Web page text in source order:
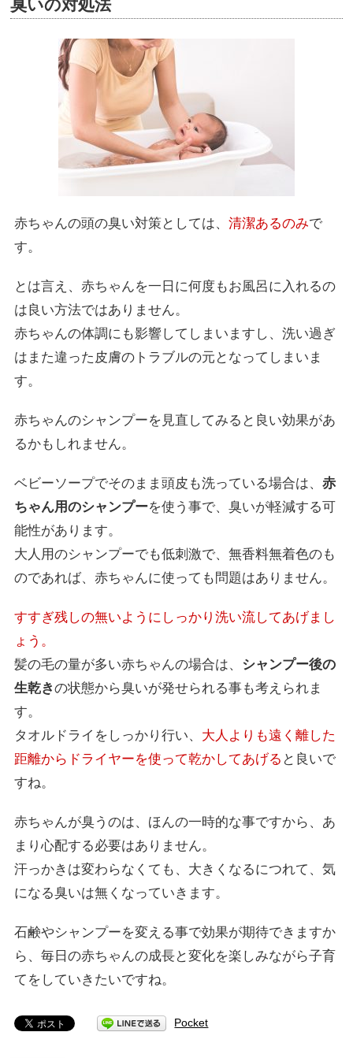
臭いの対処法
赤ちゃんの頭の臭い対策としては、清潔あるのみで
す。
とは言え、赤ちゃんを一日に何度もお風呂に入れるの
は良い方法ではありません。
赤ちゃんの体調にも影響してしまいますし、洗い過ぎ
はまた違った皮膚のトラブルの元となってしまいま
す。
赤ちゃんのシャンプーを見直してみると良い効果があ
るかもしれません。
ベビーソープでそのまま頭皮も洗っている場合は、赤
ちゃん用のシャンプーを使う事で、臭いが軽減する可
能性があります。
大人用のシャンプーでも低刺激で、無香料無着色のも
のであれば、赤ちゃんに使っても問題はありません。
すすぎ残しの無いようにしっかり洗い流してあげまし
ょう。
髪の毛の量が多い赤ちゃんの場合は、 シャンプー後の
生乾きの状態から臭いが発せられる事も考えられま
す。
タオルドライをしっかり行い、 大人よりも遠く離した
距離からドライヤーを使って乾かしてあげる と良いで
すね。
赤ちゃんが臭うのは、ほんの一時的な事ですから、あ
まり心配する必要はありません。
汗っかきは変わらなくても、大きくなるにつれて、気
になる臭いは無くなっていきます。
石鹸やシャンプーを変える事で効果が期待できますか
ら、毎日の赤ちゃんの成長と変化を楽しみながら子育
てをしていきたいですね。
Pocket